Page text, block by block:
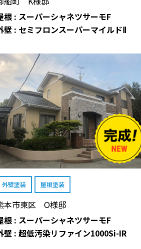
根 : スーパーシャネツサーモF
壁 : セミフロンスーパーマイルドⅡ
外壁塗装 屋根塗装
本市東区 O様邸
根 : スーパーシャネツサーモF
壁 : 超低汚染リファイン1000Si-IR